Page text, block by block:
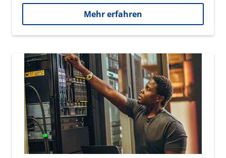
Mehr erfahren